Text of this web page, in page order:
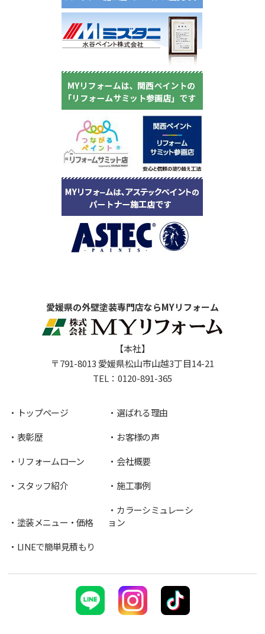
愛媛県の外壁塗装専門店ならMYリフォーム
【本社】
〒791-8013 愛媛県松山市山越3丁目14-21
TEL： 0120-891-365
トップページ
選ばれる理由
表彰歴
お客様の声
リフォームローン
会社概要
スタッフ紹介
施工事例
塗装メニュー・価格
カラーシミュレーシ
ョン
LINEで簡単見積もり